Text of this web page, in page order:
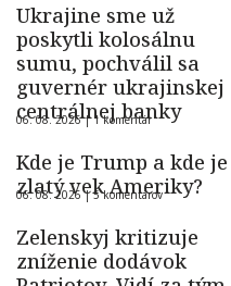
Ukrajine sme už
poskytli kolosálnu
sumu, pochválil sa
guvernér ukrajinskej
centrálnej banky
06. 08. 2026 |1 komentár
Kde je Trump a kde je
zlatý vek Ameriky?
06. 08. 2026 |5 komentárov
Zelenskyj kritizuje
zníženie dodávok